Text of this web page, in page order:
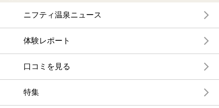
ニフティ温泉ニュース
体験レポート
口コミを見る
特集